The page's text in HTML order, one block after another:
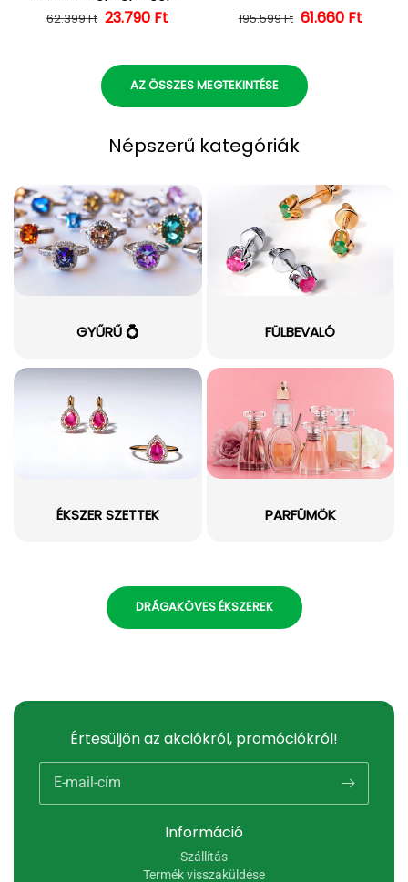
Normál ár
62.399 Ft Kedvezményes ár
23.790 Ft Normál ár
195.599 Ft 61.660 Ft
AZ ÖSSZES MEGTEKINTÉSE
Népszerű kategóriák
GYŰRŰ 💍 FÜLBEVALÓ
ÉKSZER SZETTEK PARFÜMÖK
DRÁGAKÖVES ÉKSZEREK
Információ
Szállítás
Termék visszaküldése
Értesüljön az akciókról, promóciókról!
E-mail-cím